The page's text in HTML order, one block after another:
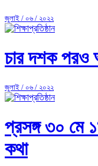
জুলাই / ০৬ / ২০২২
চার দশক পরও
জুলাই / ০৬ / ২০২২
প্রসঙ্গ ৩০ মে
কথা